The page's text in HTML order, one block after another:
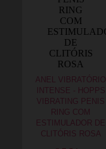
ANEL VIBRATÓRIO
INTENSE - HOPPS
VIBRATING PENIS
RING COM
ESTIMULADOR DE
CLITÓRIS ROSA